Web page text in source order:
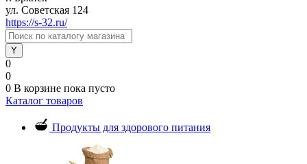
ул. Советская 124
https://s-32.ru/
0
0
0 В корзине пока пусто
Каталог товаров
Продукты для здорового питания